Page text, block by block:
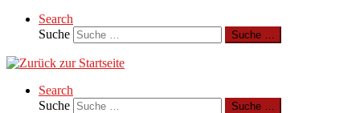
Search
Suche
Suche …
Search
Suche
Suche …